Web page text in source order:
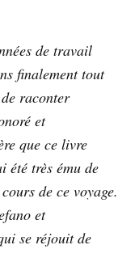
de travail
finalement tout
raconter
et
que ce livre
été très ému de
de ce voyage.
et
se réjouit de